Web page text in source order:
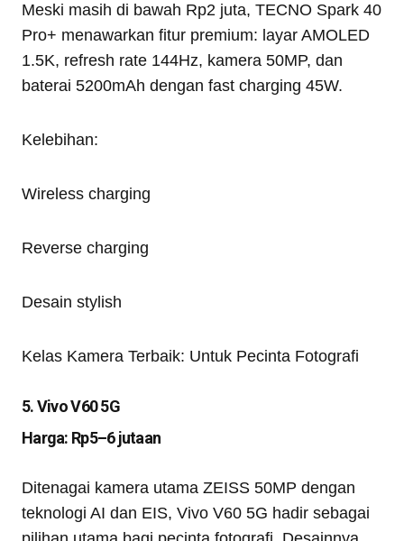
Meski masih di bawah Rp2 juta, TECNO Spark 40
Pro+ menawarkan fitur premium: layar AMOLED
1.5K, refresh rate 144Hz, kamera 50MP, dan
baterai 5200mAh dengan fast charging 45W.
Kelebihan:
Wireless charging
Reverse charging
Desain stylish
Kelas Kamera Terbaik: Untuk Pecinta Fotografi
5. Vivo V60 5G
Harga: Rp5–6 jutaan
Ditenagai kamera utama ZEISS 50MP dengan
teknologi AI dan EIS, Vivo V60 5G hadir sebagai